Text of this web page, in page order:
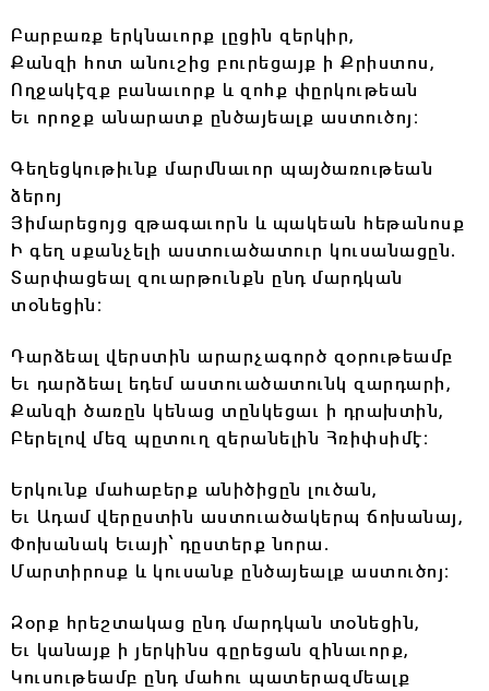
Բարբառք երկնաւորք լըցին զերկիր,
Քանզի հոտ անուշից բուրեցայք ի Քրիստոս,
Ողջակէզք բանաւորք և զոհք փըրկութեան
Եւ որոջք անարատք ընծայեալք աստուծոյ։
Գեղեցկութիւնք մարմնաւոր պայծառութեան
ձերոյ
Յիմարեցոյց զթագաւորն և պակեան հեթանոսք
Ի գեղ սքանչելի աստուածատուր կուսանացըն.
Տարփացեալ զուարթունքն ընդ մարդկան
տօնեցին։
Դարձեալ վերստին արարչագործ զօրութեամբ
Եւ դարձեալ եդեմ աստուածատունկ զարդարի,
Քանզի ծառըն կենաց տընկեցաւ ի դրախտին,
Բերելով մեզ պըտուղ զերանելին Հռիփսիմէ։
Երկունք մահաբերք անիծիցըն լուծան,
Եւ Ադամ վերըստին աստուածակերպ ճոխանայ,
Փոխանակ Եւայի՝ դըստերք նորա.
Մարտիրոսք և կուսանք ընծայեալք աստուծոյ։
Զօրք հրեշտակաց ընդ մարդկան տօնեցին,
Եւ կանայք ի յերկինս գըրեցան զինաւորք,
Կուսութեամբ ընդ մահու պատերազմեալք